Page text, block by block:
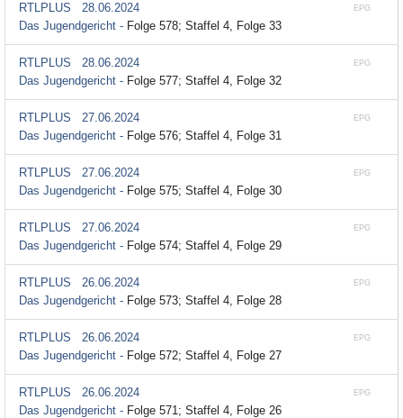
EPG
RTLPLUS
28.06.2024
Das Jugendgericht - Folge 578; Staffel 4, Folge 33
EPG
RTLPLUS
28.06.2024
Das Jugendgericht - Folge 577; Staffel 4, Folge 32
EPG
RTLPLUS
27.06.2024
Das Jugendgericht - Folge 576; Staffel 4, Folge 31
EPG
RTLPLUS
27.06.2024
Das Jugendgericht - Folge 575; Staffel 4, Folge 30
EPG
RTLPLUS
27.06.2024
Das Jugendgericht - Folge 574; Staffel 4, Folge 29
EPG
RTLPLUS
26.06.2024
Das Jugendgericht - Folge 573; Staffel 4, Folge 28
EPG
RTLPLUS
26.06.2024
Das Jugendgericht - Folge 572; Staffel 4, Folge 27
EPG
RTLPLUS
26.06.2024
Das Jugendgericht - Folge 571; Staffel 4, Folge 26